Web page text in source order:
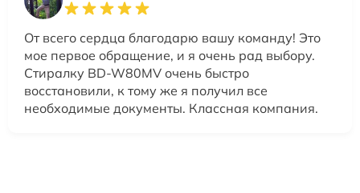
От всего сердца благодарю вашу команду! Это
мое первое обращение, и я очень рад выбору.
Стиралку BD-W80MV очень быстро
восстановили, к тому же я получил все
необходимые документы. Классная компания.